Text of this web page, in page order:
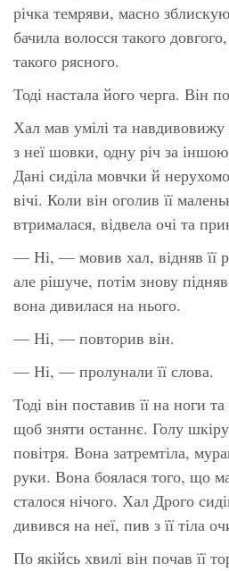
річка темряви, масно
бачила волосся такого
такого рясного.
Тоді настала його черга. Він
Хал мав умілі та навдивовижу
з неї шовки, одну річ за
Дані сиділа мовчки й
вічі. Коли він оголив її
втрималася, відвела очі та
— Ні, — мовив хал, відняв її
але рішуче, потім знову
вона дивилася на нього.
— Ні, — повторив він.
— Ні, — пролунали її слова.
Тоді він поставив її на ноги
щоб зняти останнє. Голу
повітря. Вона затремтіла,
руки. Вона боялася того, що
сталося нічого. Хал Дрого
дивився на неї, пив з її тіла
По якійсь хвилі він почав її